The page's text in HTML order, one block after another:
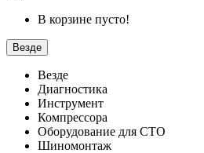
В корзине пусто!
Везде
Везде
Диагностика
Инструмент
Компрессора
Оборудование для СТО
Шиномонтаж